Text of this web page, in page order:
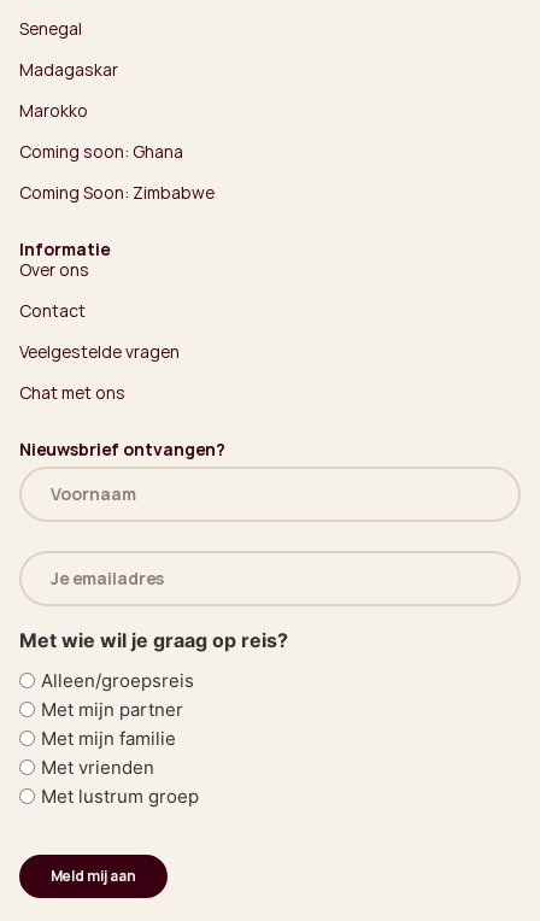
Senegal
Madagaskar
Marokko
Coming soon: Ghana
Coming Soon: Zimbabwe
Informatie
Over ons
Contact
Veelgestelde vragen
Chat met ons
Nieuwsbrief ontvangen?
Naam
(Vereist)
E-
mailadres
(Vereist)
Met wie wil je graag op reis?
Alleen/groepsreis
Met mijn partner
Met mijn familie
Met vrienden
Met lustrum groep